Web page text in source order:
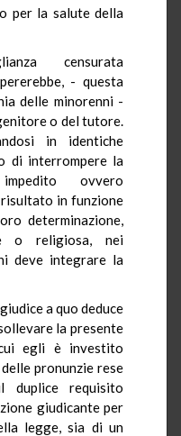
per la salute della
censurata
- questa
delle minorenni -
o del tutore.
in identiche
di interrompere la
ovvero
in funzione
determinazione,
o religiosa, nei
deve integrare la
a quo deduce
la presente
egli è investito
pronunzie rese
requisito
giudicante per
legge, sia di un